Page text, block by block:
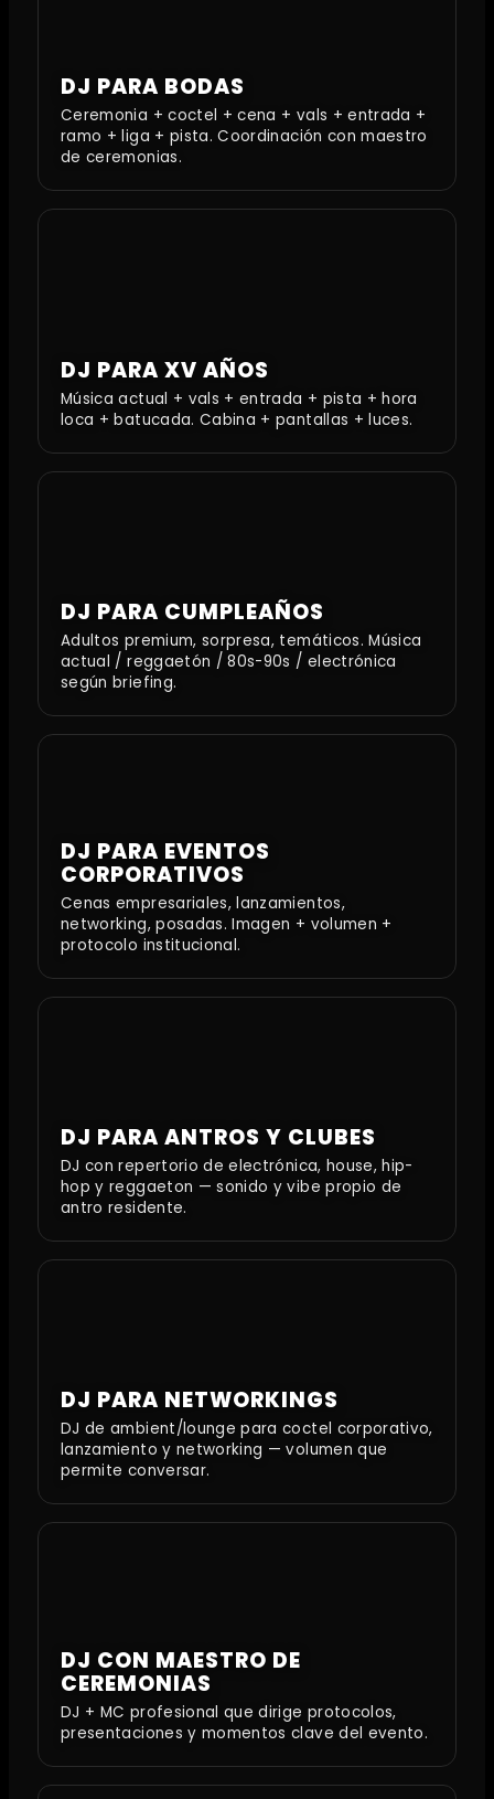
DJ PARA BODAS
Ceremonia + coctel + cena + vals + entrada +
ramo + liga + pista. Coordinación con maestro
de ceremonias.
DJ PARA XV AÑOS
Música actual + vals + entrada + pista + hora
loca + batucada. Cabina + pantallas + luces.
DJ PARA CUMPLEAÑOS
Adultos premium, sorpresa, temáticos. Música
actual / reggaetón / 80s-90s / electrónica
según briefing.
DJ PARA EVENTOS
CORPORATIVOS
Cenas empresariales, lanzamientos,
networking, posadas. Imagen + volumen +
protocolo institucional.
DJ PARA ANTROS Y CLUBES
DJ con repertorio de electrónica, house, hip-
hop y reggaeton — sonido y vibe propio de
antro residente.
DJ PARA NETWORKINGS
DJ de ambient/lounge para coctel corporativo,
lanzamiento y networking — volumen que
permite conversar.
DJ CON MAESTRO DE
CEREMONIAS
DJ + MC profesional que dirige protocolos,
presentaciones y momentos clave del evento.